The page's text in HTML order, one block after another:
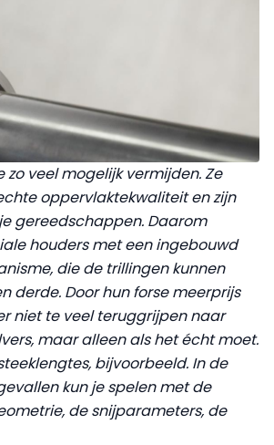
zo veel mogelijk vermijden. Ze
oppervlaktekwaliteit en zijn
gereedschappen. Daarom
houders met een ingebouwd
die de trillingen kunnen
derde. Door hun forse meerprijs
niet te veel teruggrijpen naar
maar alleen als het écht moet.
bijvoorbeeld. In de
kun je spelen met de
de snijparameters, de